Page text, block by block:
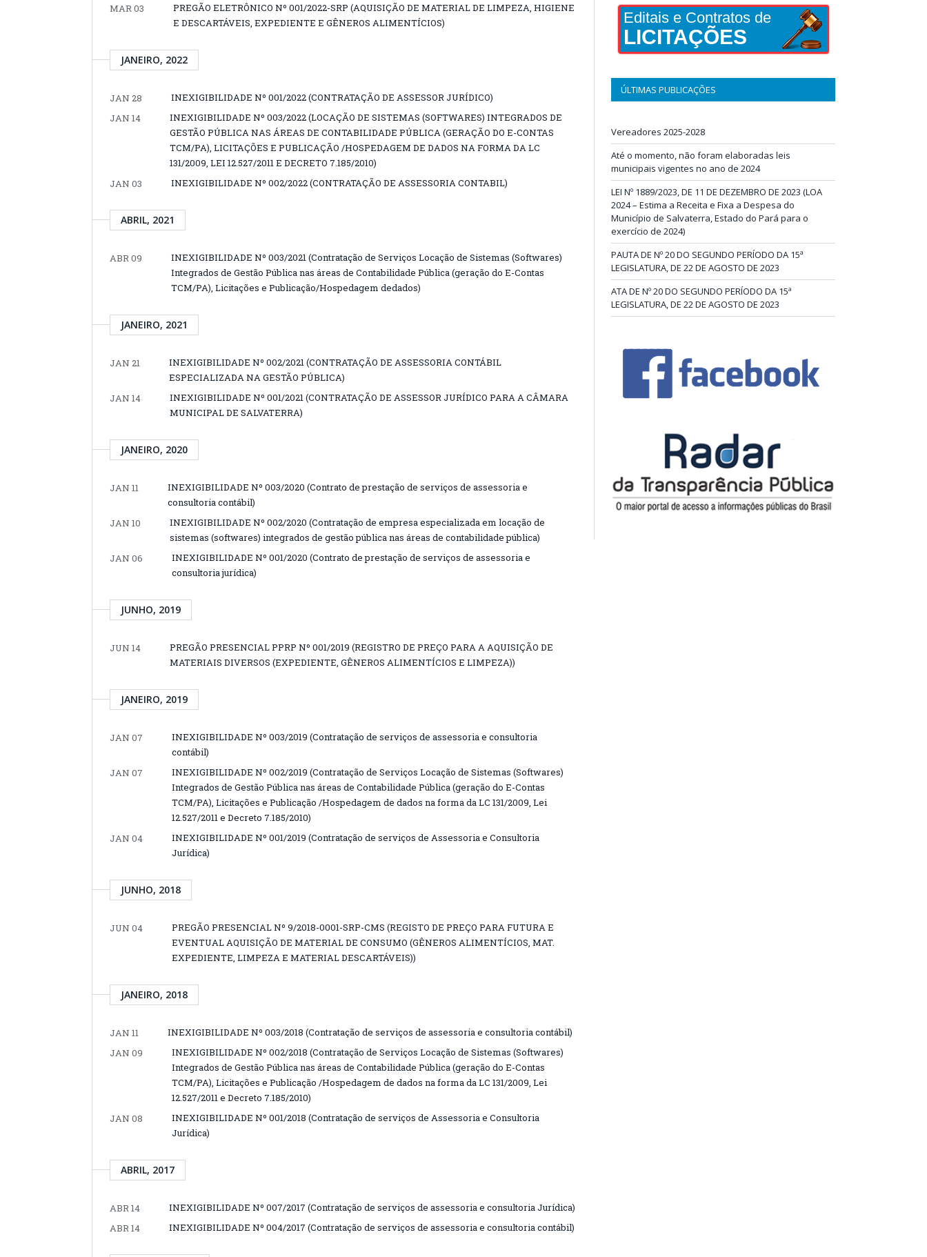
MAR 03
PREGÃO ELETRÔNICO Nº 001/2022-SRP (AQUISIÇÃO DE MATERIAL DE LIMPEZA, HIGIENE
E DESCARTÁVEIS, EXPEDIENTE E GÊNEROS ALIMENTÍCIOS)
JANEIRO, 2022
JAN 28
INEXIGIBILIDADE Nº 001/2022 (CONTRATAÇÃO DE ASSESSOR JURÍDICO)
JAN 14
INEXIGIBILIDADE Nº 003/2022 (LOCAÇÃO DE SISTEMAS (SOFTWARES) INTEGRADOS DE
GESTÃO PÚBLICA NAS ÁREAS DE CONTABILIDADE PÚBLICA (GERAÇÃO DO E-CONTAS
TCM/PA), LICITAÇÕES E PUBLICAÇÃO /HOSPEDAGEM DE DADOS NA FORMA DA LC
131/2009, LEI 12.527/2011 E DECRETO 7.185/2010)
JAN 03
INEXIGIBILIDADE Nº 002/2022 (CONTRATAÇÃO DE ASSESSORIA CONTABIL)
ABRIL, 2021
ABR 09
INEXIGIBILIDADE Nº 003/2021 (Contratação de Serviços Locação de Sistemas (Softwares)
Integrados de Gestão Pública nas áreas de Contabilidade Pública (geração do E-Contas
TCM/PA), Licitações e Publicação/Hospedagem dedados)
JANEIRO, 2021
JAN 21
INEXIGIBILIDADE Nº 002/2021 (CONTRATAÇÃO DE ASSESSORIA CONTÁBIL
ESPECIALIZADA NA GESTÃO PÚBLICA)
JAN 14
INEXIGIBILIDADE Nº 001/2021 (CONTRATAÇÃO DE ASSESSOR JURÍDICO PARA A CÂMARA
MUNICIPAL DE SALVATERRA)
JANEIRO, 2020
JAN 11
INEXIGIBILIDADE Nº 003/2020 (Contrato de prestação de serviços de assessoria e
consultoria contábil)
JAN 10
INEXIGIBILIDADE Nº 002/2020 (Contratação de empresa especializada em locação de
sistemas (softwares) integrados de gestão pública nas áreas de contabilidade pública)
JAN 06
INEXIGIBILIDADE Nº 001/2020 (Contrato de prestação de serviços de assessoria e
consultoria jurídica)
JUNHO, 2019
JUN 14
PREGÃO PRESENCIAL PPRP Nº 001/2019 (REGISTRO DE PREÇO PARA A AQUISIÇÃO DE
MATERIAIS DIVERSOS (EXPEDIENTE, GÊNEROS ALIMENTÍCIOS E LIMPEZA))
JANEIRO, 2019
JAN 07
INEXIGIBILIDADE Nº 003/2019 (Contratação de serviços de assessoria e consultoria
contábil)
JAN 07
INEXIGIBILIDADE Nº 002/2019 (Contratação de Serviços Locação de Sistemas (Softwares)
Integrados de Gestão Pública nas áreas de Contabilidade Pública (geração do E-Contas
TCM/PA), Licitações e Publicação /Hospedagem de dados na forma da LC 131/2009, Lei
12.527/2011 e Decreto 7.185/2010)
JAN 04
INEXIGIBILIDADE Nº 001/2019 (Contratação de serviços de Assessoria e Consultoria
Jurídica)
JUNHO, 2018
JUN 04
PREGÃO PRESENCIAL Nº 9/2018-0001-SRP-CMS (REGISTO DE PREÇO PARA FUTURA E
EVENTUAL AQUISIÇÃO DE MATERIAL DE CONSUMO (GÊNEROS ALIMENTÍCIOS, MAT.
EXPEDIENTE, LIMPEZA E MATERIAL DESCARTÁVEIS))
JANEIRO, 2018
JAN 11
INEXIGIBILIDADE Nº 003/2018 (Contratação de serviços de assessoria e consultoria contábil)
JAN 09
INEXIGIBILIDADE Nº 002/2018 (Contratação de Serviços Locação de Sistemas (Softwares)
Integrados de Gestão Pública nas áreas de Contabilidade Pública (geração do E-Contas
TCM/PA), Licitações e Publicação /Hospedagem de dados na forma da LC 131/2009, Lei
12.527/2011 e Decreto 7.185/2010)
JAN 08
INEXIGIBILIDADE Nº 001/2018 (Contratação de serviços de Assessoria e Consultoria
Jurídica)
ABRIL, 2017
ABR 14
INEXIGIBILIDADE Nº 007/2017 (Contratação de serviços de assessoria e consultoria Jurídica)
ABR 14
INEXIGIBILIDADE Nº 004/2017 (Contratação de serviços de assessoria e consultoria contábil)
Editais e Contratos de
LICITAÇÕES
ÚLTIMAS PUBLICAÇÕES
Vereadores 2025-2028
Até o momento, não foram elaboradas leis
municipais vigentes no ano de 2024
LEI Nº 1889/2023, DE 11 DE DEZEMBRO DE 2023 (LOA
2024 – Estima a Receita e Fixa a Despesa do
Município de Salvaterra, Estado do Pará para o
exercício de 2024)
PAUTA DE Nº 20 DO SEGUNDO PERÍODO DA 15ª
LEGISLATURA, DE 22 DE AGOSTO DE 2023
ATA DE Nº 20 DO SEGUNDO PERÍODO DA 15ª
LEGISLATURA, DE 22 DE AGOSTO DE 2023